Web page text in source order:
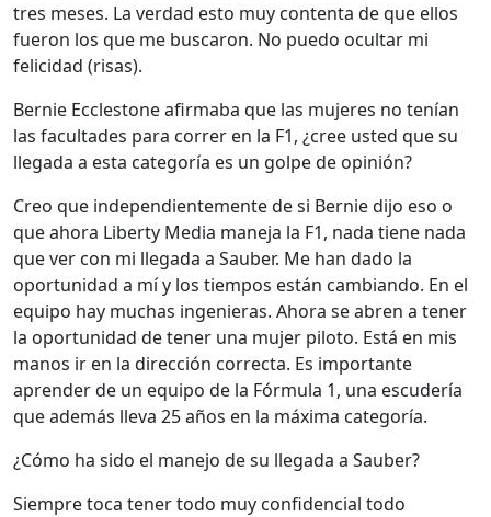
tres meses. La verdad esto muy contenta de que ellos
fueron los que me buscaron. No puedo ocultar mi
felicidad (risas).
Bernie Ecclestone afirmaba que las mujeres no tenían
las facultades para correr en la F1, ¿cree usted que su
llegada a esta categoría es un golpe de opinión?
Creo que independientemente de si Bernie dijo eso o
que ahora Liberty Media maneja la F1, nada tiene nada
que ver con mi llegada a Sauber. Me han dado la
oportunidad a mí y los tiempos están cambiando. En el
equipo hay muchas ingenieras. Ahora se abren a tener
la oportunidad de tener una mujer piloto. Está en mis
manos ir en la dirección correcta. Es importante
aprender de un equipo de la Fórmula 1, una escudería
que además lleva 25 años en la máxima categoría.
¿Cómo ha sido el manejo de su llegada a Sauber?
Siempre toca tener todo muy confidencial todo